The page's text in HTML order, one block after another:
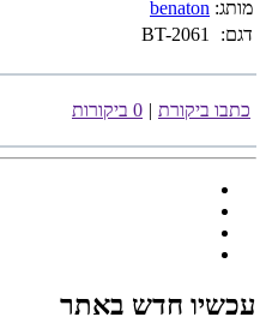
מותג: benaton
דגם:
BT-2061
כתבו ביקורת | 0 ביקורות
עכשיו חדש באתר